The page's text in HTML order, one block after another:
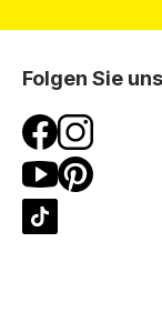
Folgen Sie uns